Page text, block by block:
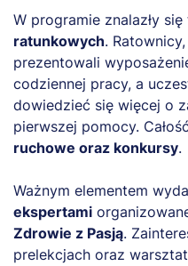
W programie znalazły
ratunkowych.
prezentowali
codziennej pracy, a
dowiedzieć się więcej o
pierwszej pomocy.
ruchowe oraz konkursy.
Ważnym elementem
ekspertami
Zdrowie z Pasją.
prelekcjach oraz